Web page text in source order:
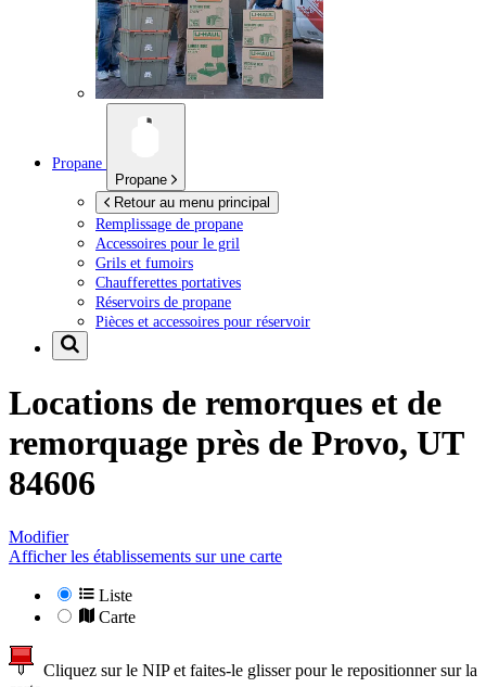
Propane
Propane
Retour au menu principal
Remplissage de propane
Accessoires pour le gril
Grils et fumoirs
Chaufferettes portatives
Réservoirs de propane
Pièces et accessoires pour réservoir
Locations de remorques et de
remorquage près de Provo, UT
84606
Modifier
Afficher les établissements sur une carte
Liste
Carte
Cliquez sur le NIP et faites-le glisser pour le repositionner sur la